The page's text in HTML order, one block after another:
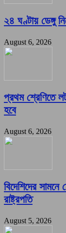
২৪ ঘণ্টায় ডেঙ্গু
August 6, 2026
প্রথম শ্রেণিতে
হবে
August 6, 2026
বিদেশিদের
রাষ্ট্রপতি
August 5, 2026